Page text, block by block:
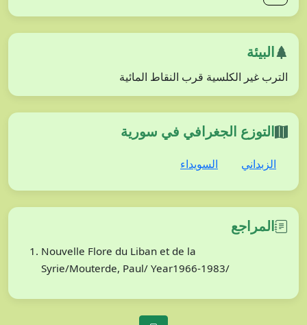
البيئة
الترب غير الكلسية قرب النقاط المائية
التوزع الجغرافي في سورية
الزبداني السويداء
المراجع
Nouvelle Flore du Liban et de la
Syrie/Mouterde, Paul/ Year1966-1983/